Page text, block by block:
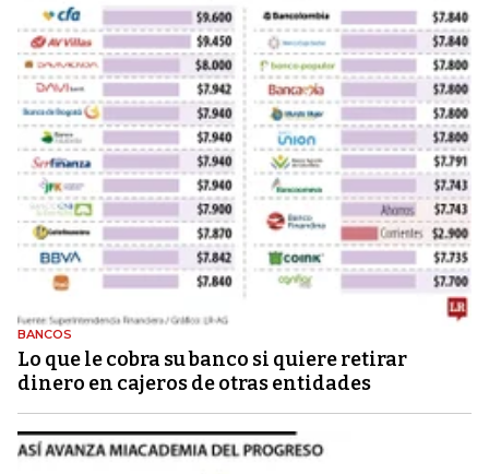
BANCOS
Lo que le cobra su banco si quiere retirar
dinero en cajeros de otras entidades